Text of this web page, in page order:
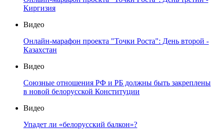
Киргизия
Видео
Онлайн-марафон проекта "Точки Роста": День второй -
Казахстан
Видео
Союзные отношения РФ и РБ должны быть закреплены
в новой белорусской Конституции
Видео
Упадет ли «белорусский балкон»?